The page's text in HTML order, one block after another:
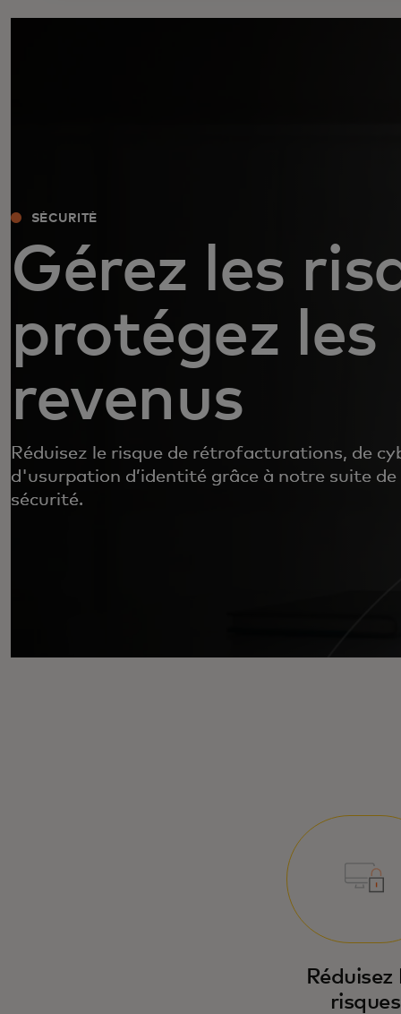
SÉCURITÉ
Gérez les
protégez les
revenus
Réduisez le risque de rétrofacturations, de
d'usurpation d’identité grâce à notre suite
sécurité.
Réduisez
risques